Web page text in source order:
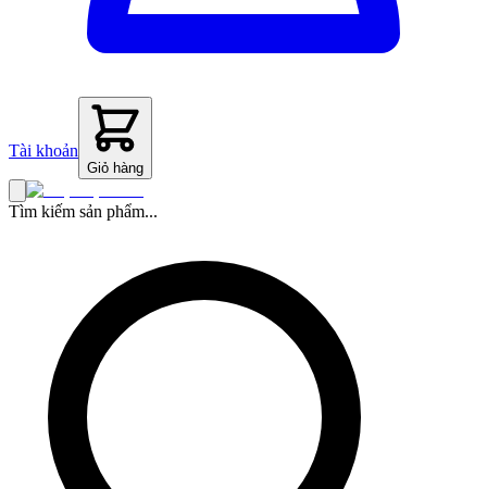
Tài khoản
Giỏ hàng
Tìm kiếm sản phẩm...